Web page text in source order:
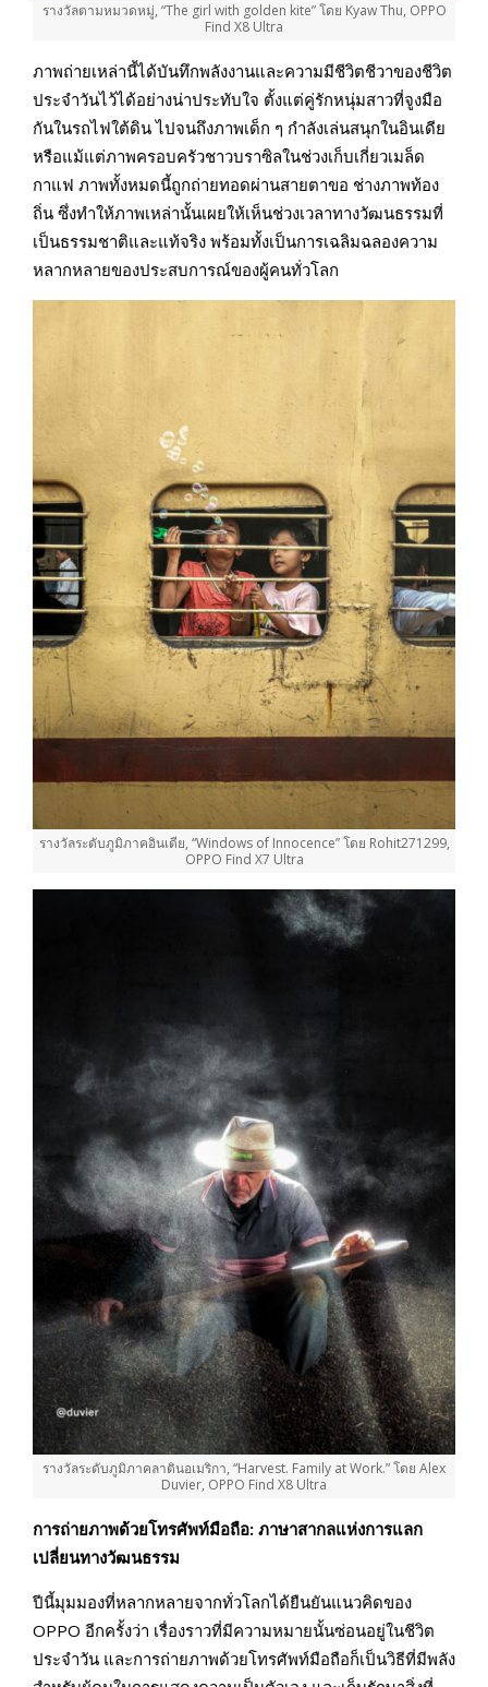
รางวัลตามหมวดหมู่, “The girl with golden kite” โดย Kyaw Thu, OPPO
Find X8 Ultra
ภาพถ่ายเหล่านี้ได้บันทึกพลังงานและความมีชีวิตชีวาของชีวิต
ประจำวันไว้ได้อย่างน่าประทับใจ ตั้งแต่คู่รักหนุ่มสาวที่จูงมือ
กันในรถไฟใต้ดิน ไปจนถึงภาพเด็ก ๆ กำลังเล่นสนุกในอินเดีย
หรือแม้แต่ภาพครอบครัวชาวบราซิลในช่วงเก็บเกี่ยวเมล็ด
กาแฟ ภาพทั้งหมดนี้ถูกถ่ายทอดผ่านสายตาขอ ช่างภาพท้อง
ถิ่น ซึ่งทำให้ภาพเหล่านั้นเผยให้เห็นช่วงเวลาทางวัฒนธรรมที่
เป็นธรรมชาติและแท้จริง พร้อมทั้งเป็นการเฉลิมฉลองความ
หลากหลายของประสบการณ์ของผู้คนทั่วโลก
รางวัลระดับภูมิภาคอินเดีย, “Windows of Innocence” โดย Rohit271299,
OPPO Find X7 Ultra
รางวัลระดับภูมิภาคลาตินอเมริกา, “Harvest. Family at Work.” โดย Alex
Duvier, OPPO Find X8 Ultra
การถ่ายภาพด้วยโทรศัพท์มือถือ: ภาษาสากลแห่งการแลก
เปลี่ยนทางวัฒนธรรม
ปีนี้มุมมองที่หลากหลายจากทั่วโลกได้ยืนยันแนวคิดของ
OPPO อีกครั้งว่า เรื่องราวที่มีความหมายนั้นซ่อนอยู่ในชีวิต
ประจำวัน และการถ่ายภาพด้วยโทรศัพท์มือถือก็เป็นวิธีที่มีพลัง